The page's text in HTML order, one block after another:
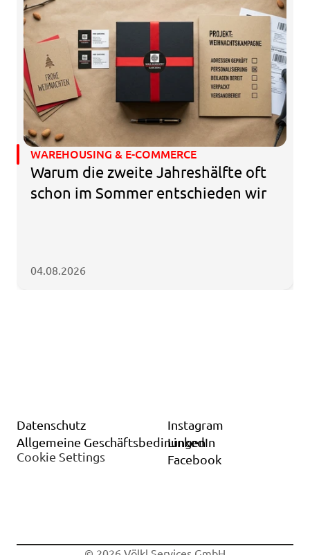
WAREHOUSING & E-COMMERCE
Warum die zweite Jahreshälfte oft
schon im Sommer entschieden wir
04.08.2026
Datenschutz
Allgemeine Geschäftsbedinungen
Cookie Settings
Instagram
LinkedIn
Facebook